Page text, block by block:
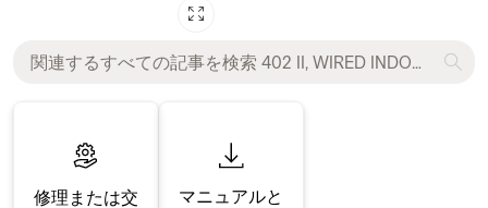
修理または交
マニュアルと